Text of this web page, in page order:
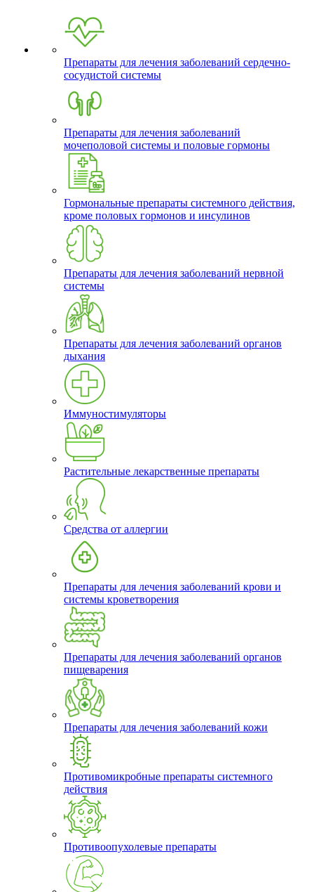
Препараты для лечения заболеваний сердечно-
сосудистой системы
Препараты для лечения заболеваний
мочеполовой системы и половые гормоны
Гормональные препараты системного действия,
кроме половых гормонов и инсулинов
Препараты для лечения заболеваний нервной
системы
Препараты для лечения заболеваний органов
дыхания
Иммуностимуляторы
Растительные лекарственные препараты
Средства от аллергии
Препараты для лечения заболеваний крови и
системы кроветворения
Препараты для лечения заболеваний органов
пищеварения
Препараты для лечения заболеваний кожи
Противомикробные препараты системного
действия
Противоопухолевые препараты